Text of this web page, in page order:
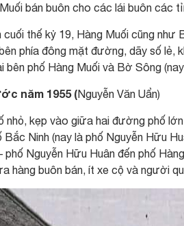
bán buôn cho các lái buôn các
cuối thế kỷ 19, Hàng Muối cũng
phía đông mặt đường, dãy số lẻ,
bên phố Hàng Muối và Bờ Sông
năm 1955 (Nguyễn Văn Uẩn)
nhỏ, kẹp vào giữa hai đường phố
Bắc Ninh (nay là phố Nguyễn Hữu
phố Nguyễn Hữu Huân đến phố
hàng buôn bán, ít xe cộ và người